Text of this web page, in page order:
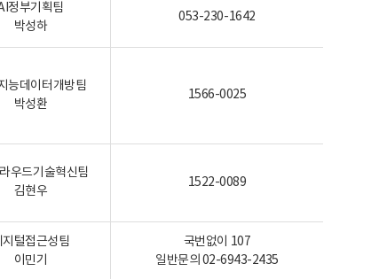
정부기획팀
박성하
053-230-1642
능데이터개방팀
박성환
1566-0025
우드기술혁신팀
김현우
1522-0089
지털접근성팀
이민기
국번없이 107
일반문의 02-6943-2435